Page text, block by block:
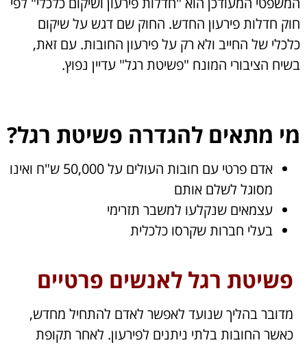
חוק חדלות פירעון החדש. החוק שם דגש על שיקום
כלכלי של החייב ולא רק על פירעון החובות. עם זאת,
בשיח הציבורי המונח "פשיטת רגל" עדיין נפוץ.
מי מתאים להגדרה פשיטת רגל?
אדם פרטי עם חובות העולים על 50,000 ש"ח ואינו
מסוגל לשלם אותם
עצמאים שנקלעו למשבר תזרימי
בעלי חברות שקרסו כלכלית
פשיטת רגל לאנשים פרטיים
מדובר בהליך שנועד לאפשר לאדם להתחיל מחדש,
כאשר החובות בלתי ניתנים לפירעון. לאחר תקופת